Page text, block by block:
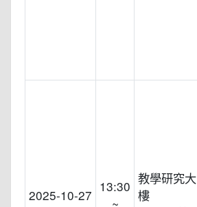
2025-10-27
13:30
~
教學研究大
樓